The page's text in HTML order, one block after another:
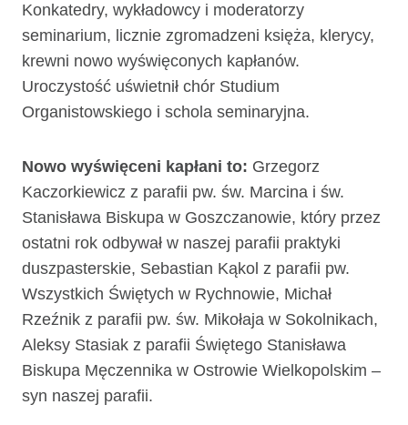
Konkatedry, wykładowcy i moderatorzy
seminarium, licznie zgromadzeni księża, klerycy,
krewni nowo wyświęconych kapłanów.
Uroczystość uświetnił chór Studium
Organistowskiego i schola seminaryjna.
Nowo wyświęceni kapłani to: Grzegorz
Kaczorkiewicz z parafii pw. św. Marcina i św.
Stanisława Biskupa w Goszczanowie, który przez
ostatni rok odbywał w naszej parafii praktyki
duszpasterskie, Sebastian Kąkol z parafii pw.
Wszystkich Świętych w Rychnowie, Michał
Rzeźnik z parafii pw. św. Mikołaja w Sokolnikach,
Aleksy Stasiak z parafii Świętego Stanisława
Biskupa Męczennika w Ostrowie Wielkopolskim –
syn naszej parafii.